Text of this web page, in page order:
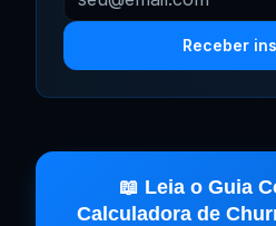
Receber
📖 Leia o Guia
Calculadora de